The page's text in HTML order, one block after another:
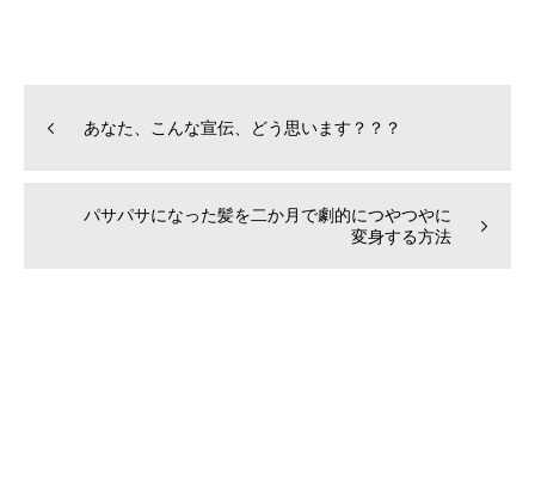
あなた、こんな宣伝、どう思います？？？
パサパサになった髪を二か月で劇的につやつやに
変身する方法